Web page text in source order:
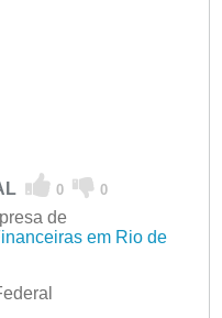
0 0
de
em Rio de